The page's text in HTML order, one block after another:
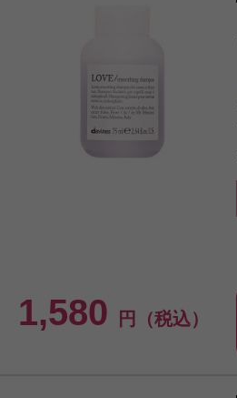
1,580 円（税込）